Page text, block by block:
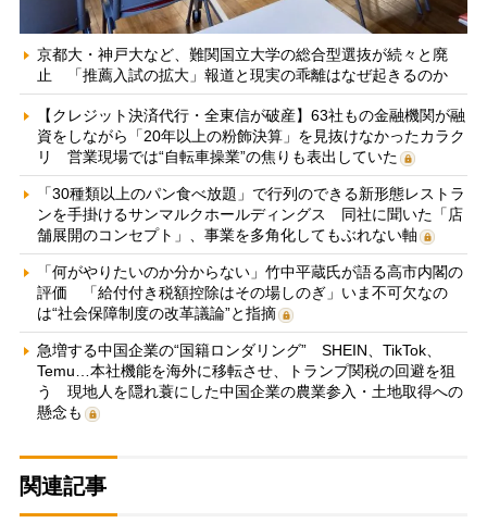
京都大・神戸大など、難関国立大学の総合型選抜が続々と廃
止 「推薦入試の拡大」報道と現実の乖離はなぜ起きるのか
【クレジット決済代行・全東信が破産】63社もの金融機関が融
資をしながら「20年以上の粉飾決算」を見抜けなかったカラク
リ 営業現場では“自転車操業”の焦りも表出していた
「30種類以上のパン食べ放題」で行列のできる新形態レストラ
ンを手掛けるサンマルクホールディングス 同社に聞いた「店
舗展開のコンセプト」、事業を多角化してもぶれない軸
「何がやりたいのか分からない」竹中平蔵氏が語る高市内閣の
評価 「給付付き税額控除はその場しのぎ」いま不可欠なの
は“社会保障制度の改革議論”と指摘
急増する中国企業の“国籍ロンダリング” SHEIN、TikTok、
Temu…本社機能を海外に移転させ、トランプ関税の回避を狙
う 現地人を隠れ蓑にした中国企業の農業参入・土地取得への
懸念も
関連記事